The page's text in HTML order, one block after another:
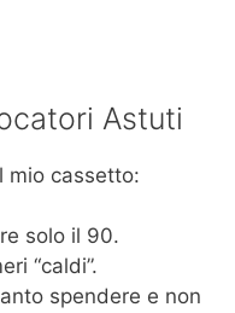
Astuti
mio cassetto:
solo il 90.
“caldi”.
spendere e non